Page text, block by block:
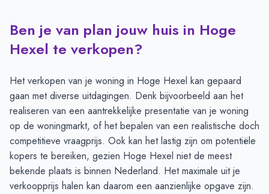
Transacties en aanmeldingen per maand - Hoge Hexel
Maand
Transacties
Juli
9
Augustus
September
6
10
Oktober
November
11
December
7
Januari
1
4
Februari
1
6
Maart
4
5
Ben je van plan jouw huis in Hoge
Hexel te verkopen?
Het verkopen van je woning in Hoge Hexel kan gepaard
gaan met diverse uitdagingen. Denk bijvoorbeeld aan het
realiseren van een aantrekkelijke presentatie van je woning
op de woningmarkt, of het bepalen van een realistische doch
competitieve vraagprijs. Ook kan het lastig zijn om potentiële
kopers te bereiken, gezien Hoge Hexel niet de meest
bekende plaats is binnen Nederland. Het maximale uit je
verkoopprijs halen kan daarom een aanzienlijke opgave zijn.